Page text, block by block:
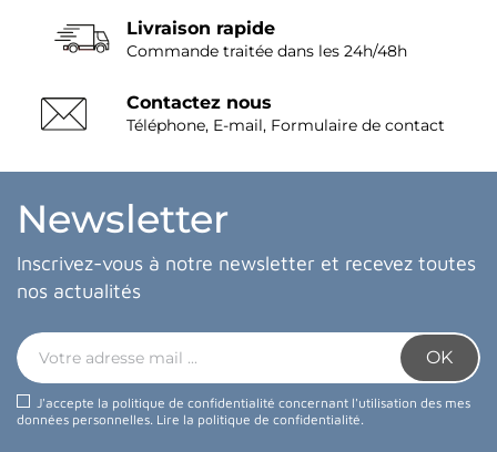
Livraison rapide
Commande traitée dans les 24h/48h
Contactez nous
Téléphone, E-mail, Formulaire de contact
Newsletter
Inscrivez-vous à notre newsletter et recevez toutes
nos actualités
J'accepte la politique de confidentialité concernant l'utilisation des mes
données personnelles. Lire la politique de confidentialité.